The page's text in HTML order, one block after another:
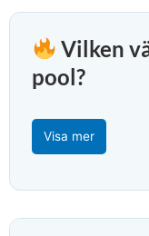
Vilken
pool?
Visa mer